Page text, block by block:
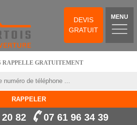
DEVIS
GRATUIT
MENU
RAPPELLE GRATUITEMENT
82 07 61 96 34 39